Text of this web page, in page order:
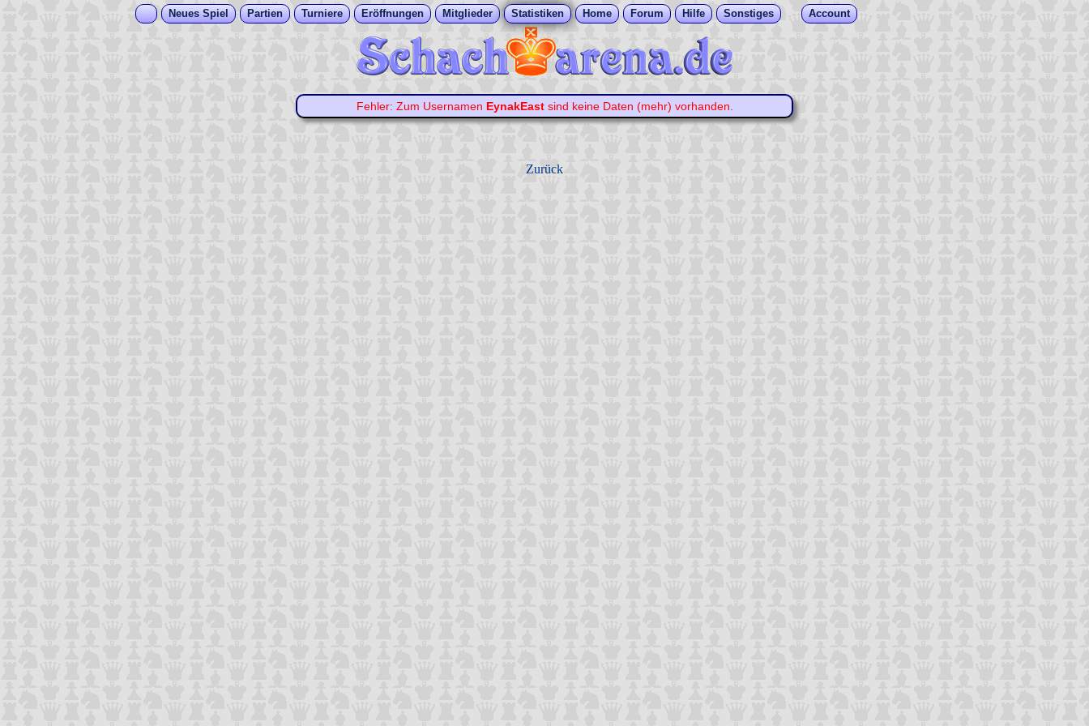
Neues Spiel Partien Turniere Eröffnungen Mitglieder Statistiken Home Forum Hilfe Sonstiges Account
Fehler: Zum Usernamen EynakEastsind keine Daten (mehr) vorhanden.
Zurück